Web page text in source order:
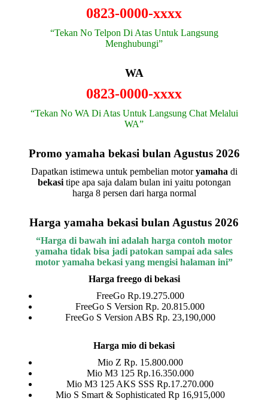
0823-0000-xxxx
“Tekan No Telpon Di Atas Untuk Langsung
Menghubungi”
WA
0823-0000-xxxx
“Tekan No WA Di Atas Untuk Langsung Chat Melalui
WA”
Promo yamaha bekasi bulan Agustus 2026
Dapatkan istimewa untuk pembelian motoryamaha di
bekasitipe apa saja dalam bulan ini yaitu potongan
harga 8 persen dari harga normal
Harga yamaha bekasi bulan Agustus 2026
“Harga di bawah ini adalah harga contoh motor
yamaha tidak bisa jadi patokan sampai ada sales
motor yamaha bekasi yang mengisi halaman ini”
Harga freego di bekasi
FreeGo Rp.19.275.000
FreeGo S Version Rp. 20.815.000
FreeGo S Version ABS Rp. 23,190,000
Harga mio di bekasi
Mio Z Rp. 15.800.000
Mio M3 125 Rp.16.350.000
Mio M3 125 AKS SSS Rp.17.270.000
Mio S Smart & Sophisticated Rp 16,915,000